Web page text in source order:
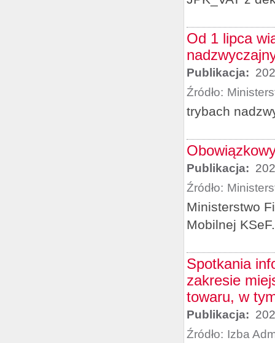
Od 1 lipca
Publikacja:
Źródło:
trybach
Publikacja:
Źródło:
Ministerstwo
Mobilnej KSeF.
Spotkania
zakresie
towaru, w
Publikacja:
Źródło: Izba